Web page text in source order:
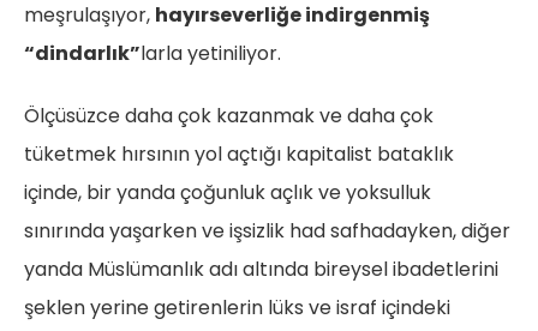
meşrulaşıyor, hayırseverliğe indirgenmiş
“dindarlık”larla yetiniliyor.
Ölçüsüzce daha çok kazanmak ve daha çok
tüketmek hırsının yol açtığı kapitalist bataklık
içinde, bir yanda çoğunluk açlık ve yoksulluk
sınırında yaşarken ve işsizlik had safhadayken, diğer
yanda Müslümanlık adı altında bireysel ibadetlerini
şeklen yerine getirenlerin lüks ve israf içindeki